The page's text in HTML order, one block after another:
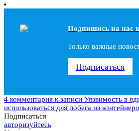
Подпишись на наc
Только важные
Подписаться
4 комментария к записи Уязвимость в
использоваться для побега из
Подписаться
авторизуйтесь